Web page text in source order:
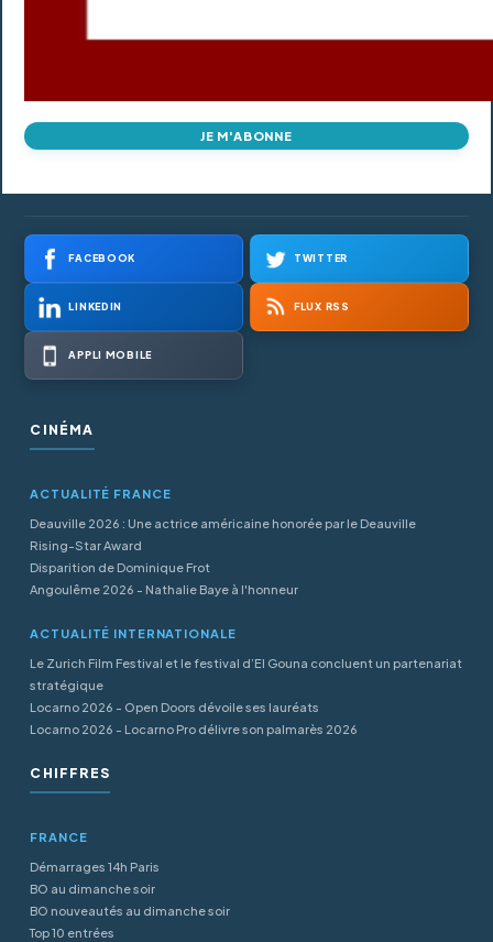
JE M'ABONNE
FACEBOOK TWITTER
LINKEDIN FLUX RSS
APPLI MOBILE
CINÉMA
ACTUALITÉ FRANCE
Deauville 2026 : Une actrice américaine honorée par le Deauville
Rising-Star Award
Disparition de Dominique Frot
Angoulême 2026 - Nathalie Baye à l'honneur
ACTUALITÉ INTERNATIONALE
Le Zurich Film Festival et le festival d’El Gouna concluent un partenariat
stratégique
Locarno 2026 - Open Doors dévoile ses lauréats
Locarno 2026 - Locarno Pro délivre son palmarès 2026
CHIFFRES
FRANCE
Démarrages 14h Paris
BO au dimanche soir
BO nouveautés au dimanche soir
Top 10 entrées